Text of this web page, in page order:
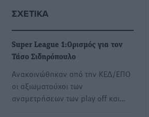
ΣΧΕΤΙΚΆ
Super League 1:Ορισμός για τον
Τάσο Σιδηρόπουλο
Ανακοινώθηκαν από την ΚΕΔ/ΕΠΟ
οι αξιωματούχοι των
αναμετρήσεων των play off και…